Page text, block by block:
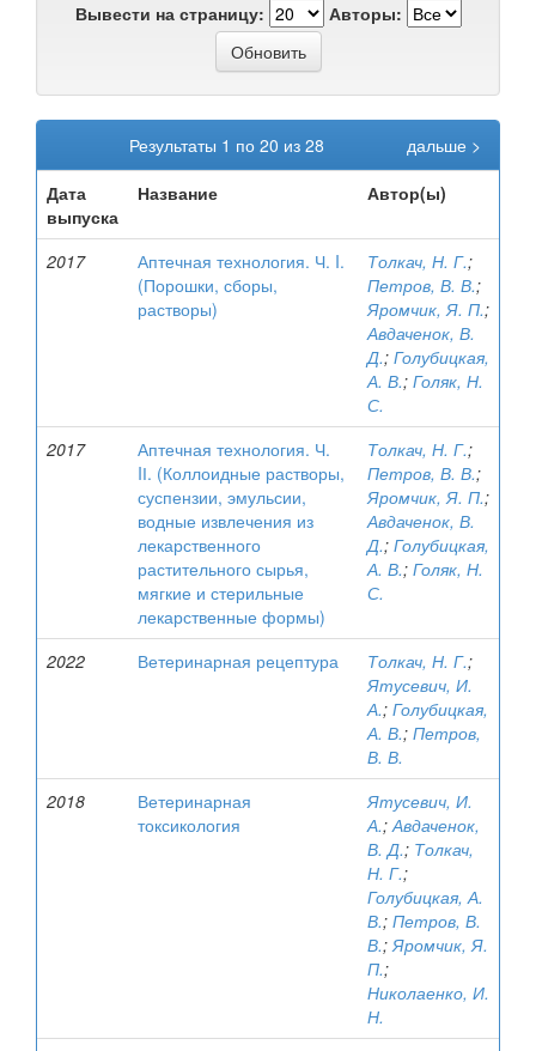
Вывести на страницу:
Авторы:
Результаты 1 по 20 из 28
дальше >
Дата
выпуска
Название Автор(ы)
2017
Аптечная технология. Ч. I.
(Порошки, сборы,
растворы)
Толкач, Н. Г.;
Петров, В. В.;
Яромчик, Я. П.;
Авдаченок, В.
Д.; Голубицкая,
А. В.; Голяк, Н.
С.
2017
Аптечная технология. Ч.
IІ. (Коллоидные растворы,
суспензии, эмульсии,
водные извлечения из
лекарственного
растительного сырья,
мягкие и стерильные
лекарственные формы)
Толкач, Н. Г.;
Петров, В. В.;
Яромчик, Я. П.;
Авдаченок, В.
Д.; Голубицкая,
А. В.; Голяк, Н.
С.
2022 Ветеринарная рецептура Толкач, Н. Г.;
Ятусевич, И.
А.; Голубицкая,
А. В.; Петров,
В. В.
2018
Ветеринарная
токсикология
Ятусевич, И.
А.;Авдаченок,
В. Д.; Толкач,
Н. Г.;
Голубицкая, А.
В.; Петров, В.
В.;Яромчик, Я.
П.;
Николаенко, И.
Н.